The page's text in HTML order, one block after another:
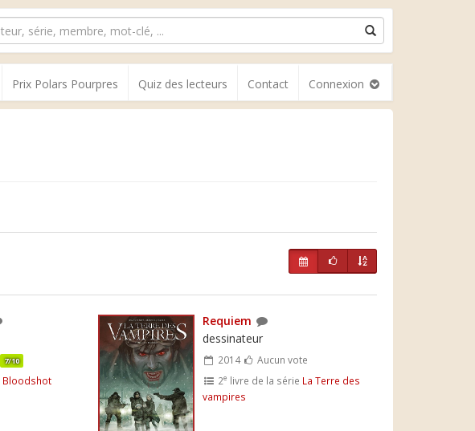
Prix Polars Pourpres Quiz des lecteurs Contact Connexion
7/10
Bloodshot
Requiem
dessinateur
2014
Aucun vote
2e livre de la série La Terre des
vampires